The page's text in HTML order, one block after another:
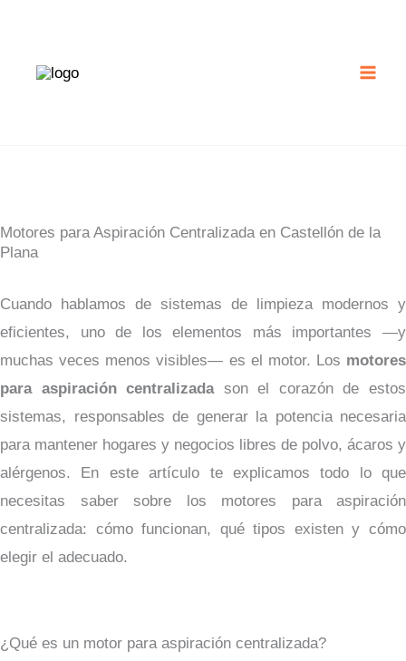
contenido
Motores para Aspiración Centralizada en Castellón de la
Plana
Cuando hablamos de sistemas de limpieza modernos y
eficientes, uno de los elementos más importantes —y
muchas veces menos visibles— es el motor. Los motores
para aspiración centralizadason el corazón de estos
sistemas, responsables de generar la potencia necesaria
para mantener hogares y negocios libres de polvo, ácaros y
alérgenos. En este artículo te explicamos todo lo que
necesitas saber sobre los motores para aspiración
centralizada: cómo funcionan, qué tipos existen y cómo
elegir el adecuado.
¿Qué es un motor para aspiración centralizada?